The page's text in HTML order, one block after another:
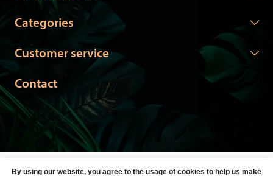
Categories
Customer service
Contact
© Copyright 2026 DMW.nu -Webshop laten makendoor Red
By using our website, you agree to the usage of cookies to help us make